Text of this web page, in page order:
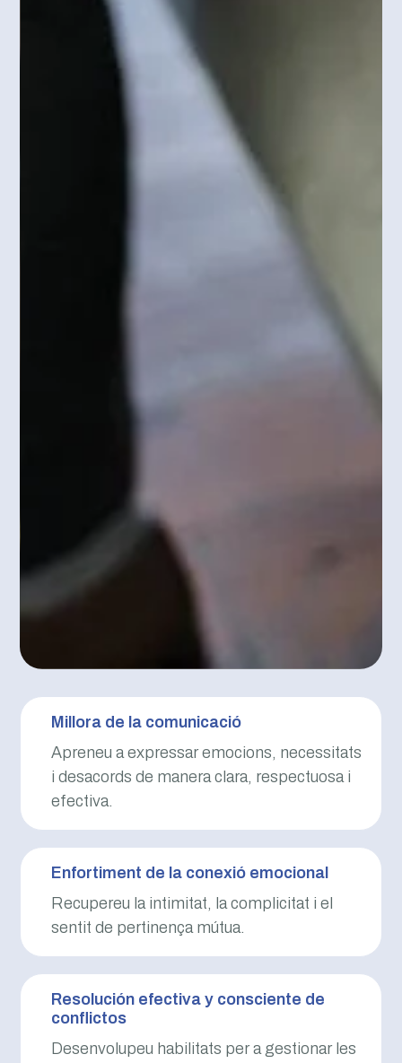
Millora de la comunicació
Apreneu a expressar emocions, necessitats
i desacords de manera clara, respectuosa i
efectiva.
Enfortiment de la conexió emocional
Recupereu la intimitat, la complicitat i el
sentit de pertinença mútua.
Resolución efectiva y consciente de
conflictos
Desenvolupeu habilitats per a gestionar les